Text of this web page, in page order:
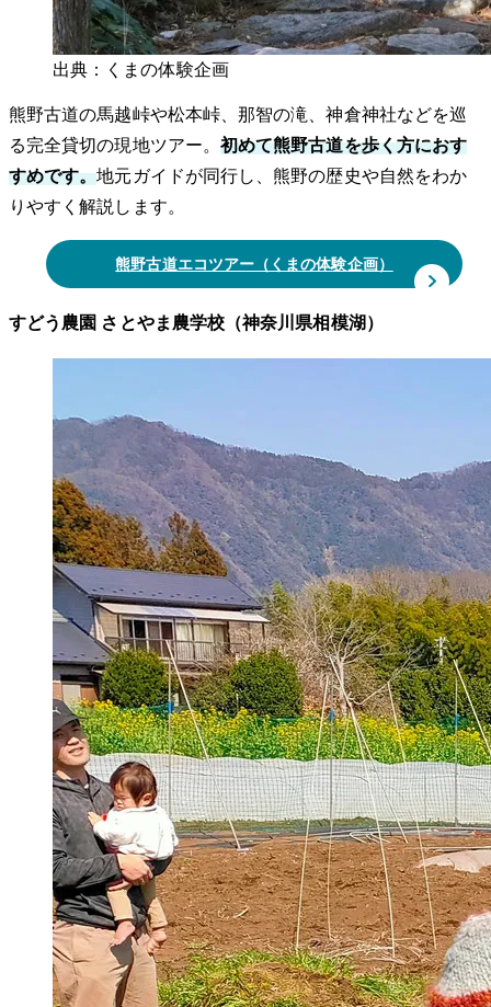
出典：くまの体験企画
熊野古道の馬越峠や松本峠、那智の滝、神倉神社などを巡
る完全貸切の現地ツアー。 初めて熊野古道を歩く方におす
すめです。地元ガイドが同行し、熊野の歴史や自然をわか
りやすく解説します。
熊野古道エコツアー（くまの体験企画）
すどう農園 さとやま農学校（神奈川県相模湖）